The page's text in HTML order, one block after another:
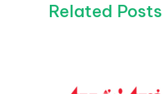
Related Posts